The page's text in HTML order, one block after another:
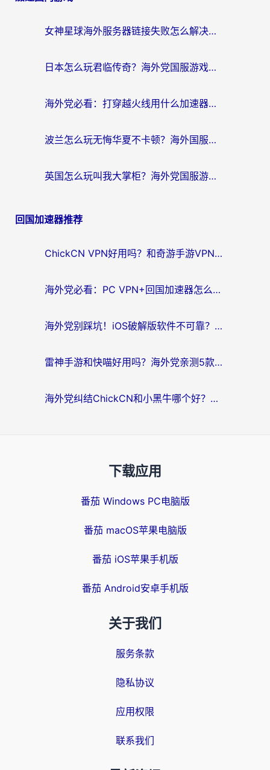
女神星球海外服务器链接失败怎么解决？海外党国服游戏加速避坑指南
日本怎么玩君临传奇？海外党国服游戏加速避坑指南（附菲律宾欧洲玩家实测）
海外党必看：打穿越火线用什么加速器？解决延迟卡顿，还能玩奇妙拼图世界和第五人格
波兰怎么玩无悔华夏不卡顿？海外国服游戏加速器终极指南（附征途2萤火突击解决方案）
英国怎么玩叫我大掌柜？海外党国服游戏加速避坑指南（附实测推荐）
回国加速器推荐
ChickCN VPN好用吗？和奇游手游VPN对比哪个回国效果更好？海外党亲测实用指南
海外党必看：PC VPN+回国加速器怎么选？无缝访问国内资源全攻略
海外党别踩坑！iOS破解版软件不可靠？教你选对回国加速器无缝看国内资源
雷神手游和快喵好用吗？海外党亲测5款回国加速器，附斧牛Bling对比+微信视频号解决办法
海外党纠结ChickCN和小黑牛哪个好？一篇帮你选对回国加速器的实用指南
下载应用
番茄 Windows PC电脑版
番茄 macOS苹果电脑版
番茄 iOS苹果手机版
番茄 Android安卓手机版
关于我们
服务条款
隐私协议
应用权限
联系我们